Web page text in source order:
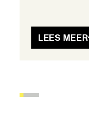
LEES MEER